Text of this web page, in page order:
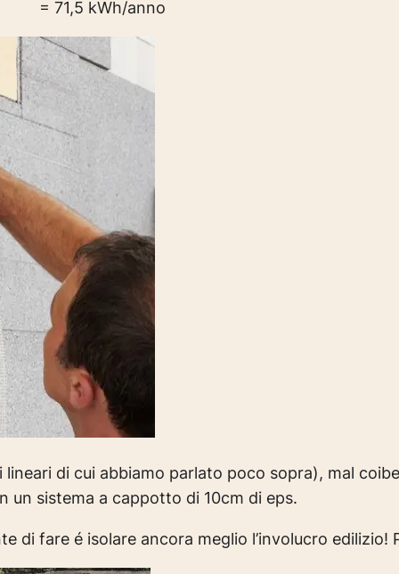
= 71,5 kWh/anno
di cui abbiamo parlato poco sopra), mal
un sistema a cappotto di 10cm di eps.
di fare é isolare ancora meglio l’involucro edilizio!